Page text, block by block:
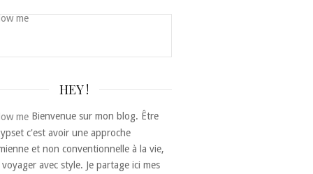
HEY !
Bienvenue sur mon blog. Être
c'est avoir une approche
et non conventionnelle à la vie,
avec style. Je partage ici mes